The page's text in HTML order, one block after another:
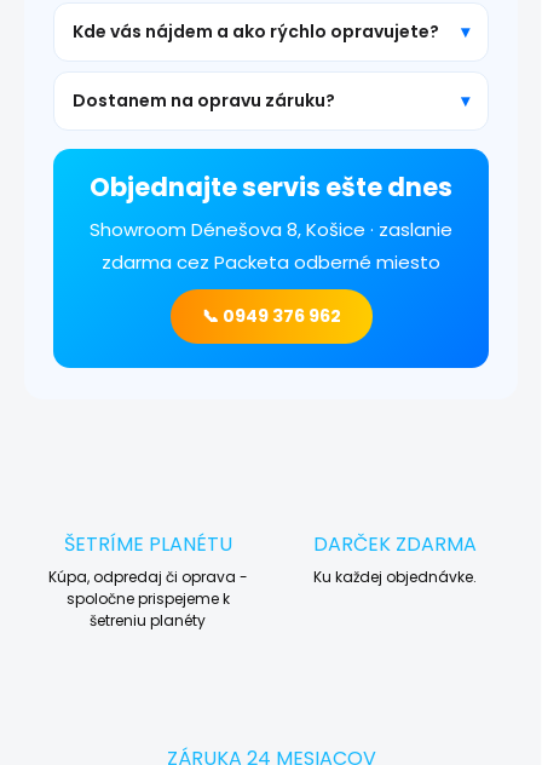
Kde vás nájdem a ako rýchlo opravujete?
Dostanem na opravu záruku?
Objednajte servis ešte dnes
Showroom Dénešova 8, Košice · zaslanie
zdarma cez Packeta odberné miesto
📞 0949 376 962
ŠETRÍME PLANÉTU
Kúpa, odpredaj či oprava -
spoločne prispejeme k
šetreniu planéty
DARČEK ZDARMA
Ku každej objednávke.
ZÁRUKA 24 MESIACOV